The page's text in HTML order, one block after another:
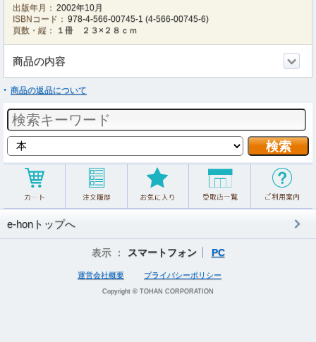
出版年月： 2002年10月
ISBNコード： 978-4-566-00745-1 (4-566-00745-6)
頁数・縦：
１冊 ２３×２８ｃｍ
商品の内容
商品の返品について
e-honトップへ
表示 ： スマートフォン PC
運営会社概要 プライバシーポリシー
Copyright © TOHAN CORPORATION